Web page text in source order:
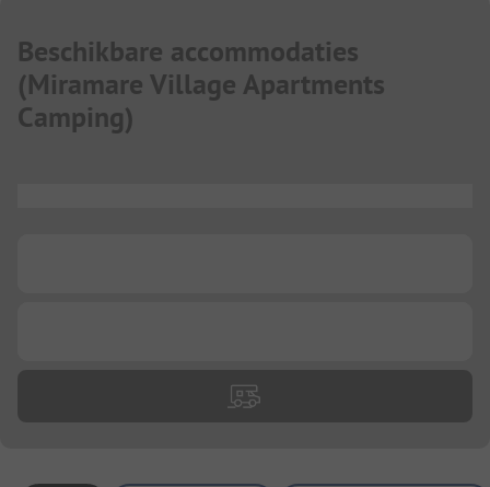
Beschikbare accommodaties
(Miramare Village Apartments
Camping)